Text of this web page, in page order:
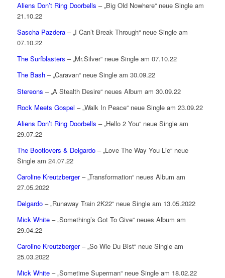
Aliens Don’t Ring Doorbells – „Big Old Nowhere“ neue Single am
21.10.22
Sascha Pazdera– „I Can’t Break Through“ neue Single am
07.10.22
The Surfblasters – „Mr.Silver“ neue Single am 07.10.22
The Bash– „Caravan“ neue Single am 30.09.22
Stereons – „A Stealth Desire“ neues Album am 30.09.22
Rock Meets Gospel – „Walk In Peace“ neue Single am 23.09.22
Aliens Don’t Ring Doorbells – „Hello 2 You“ neue Single am
29.07.22
The Bootlovers & Delgardo– „Love The Way You Lie“ neue
Single am 24.07.22
Caroline Kreutzberger– „Transformation“ neues Album am
27.05.2022
Delgardo– „Runaway Train 2K22“ neue Single am 13.05.2022
Mick White– „Something’s Got To Give“ neues Album am
29.04.22
Caroline Kreutzberger– „So Wie Du Bist“ neue Single am
25.03.2022
Mick White– „Sometime Superman“ neue Single am 18.02.22